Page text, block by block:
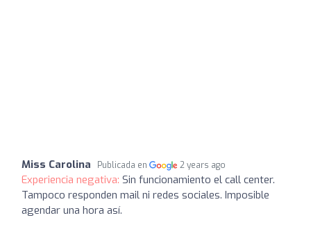
Miss Carolina Publicada en 2 years ago
Experiencia negativa: Sin funcionamiento el call center.
Tampoco responden mail ni redes sociales. Imposible
agendar una hora así.